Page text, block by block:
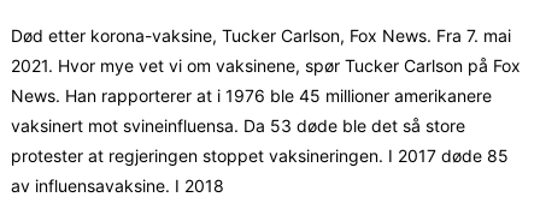
Død etter korona-vaksine, Tucker Carlson, Fox News. Fra 7. mai
2021. Hvor mye vet vi om vaksinene, spør Tucker Carlson på Fox
News. Han rapporterer at i 1976 ble 45 millioner amerikanere
vaksinert mot svineinfluensa. Da 53 døde ble det så store
protester at regjeringen stoppet vaksineringen. I 2017 døde 85
av influensavaksine. I 2018